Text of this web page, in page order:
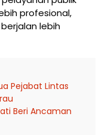
profesional,
lebih
Pejabat Lintas
Beri Ancaman